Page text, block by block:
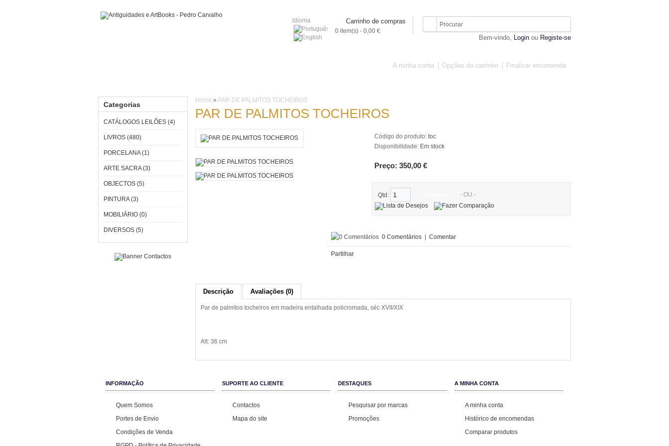
Idioma Carrinho de compras
0 item(s) - 0,00 €
Bem-vindo, Login ou Registe-se
A minha conta Opções do carrinho Finalizar encomenda
Categorias
CATÁLOGOS LEILÕES (4)
LIVROS (480)
PORCELANA (1)
ARTE SACRA (3)
OBJECTOS (5)
PINTURA (3)
MOBILIÁRIO (0)
DIVERSOS (5)
Home » PAR DE PALMITOS TOCHEIROS
PAR DE PALMITOS TOCHEIROS
Código do produto: toc
Disponibilidade: Em stock
Preço: 350,00 €
Qtd: - OU -
0 Comentários Comentar
Partilhar
Descrição Avaliações (0)
Par de palmitos tocheiros em madeira entalhada policromada, séc XVII/XIX
Alt: 36 cm
INFORMAÇÃO
Quem Somos
Portes de Envio
Condições de Venda
SUPORTE AO CLIENTE
Contactos
Mapa do site
DESTAQUES
Pesquisar por marcas
Promoções
A MINHA CONTA
A minha conta
Histórico de encomendas
Comparar produtos